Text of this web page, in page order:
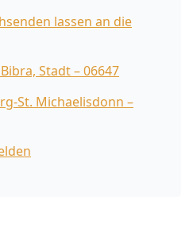
lassen an die
Stadt – 06647
St. Michaelisdonn –